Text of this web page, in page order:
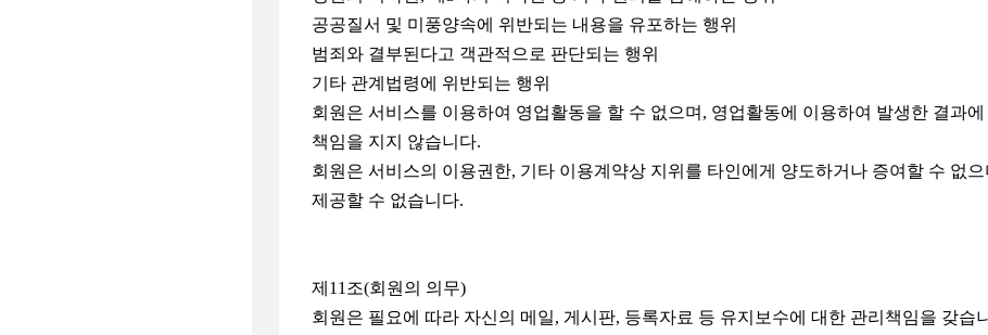
공공질서 및 미풍양속에 위반되는 내용을 유포하는 행위
범죄와 결부된다고 객관적으로 판단되는 행위
기타 관계법령에 위반되는 행위
회원은 서비스를 이용하여 영업활동을 할 수 없으며, 영업활동에 이용하여 발생한 결과
책임을 지지 않습니다.
회원은 서비스의 이용권한, 기타 이용계약상 지위를 타인에게 양도하거나 증여할 수 없
제공할 수 없습니다.
제11조(회원의 의무)
회원은 필요에 따라 자신의 메일, 게시판, 등록자료 등 유지보수에 대한 관리책임을 갖습